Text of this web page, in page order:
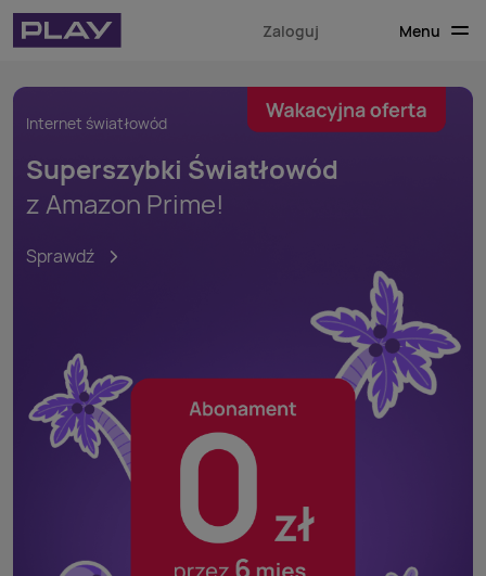
Zaloguj Menu
Internet światłowód
Superszybki Światłowód
z Amazon Prime!
Sprawdź